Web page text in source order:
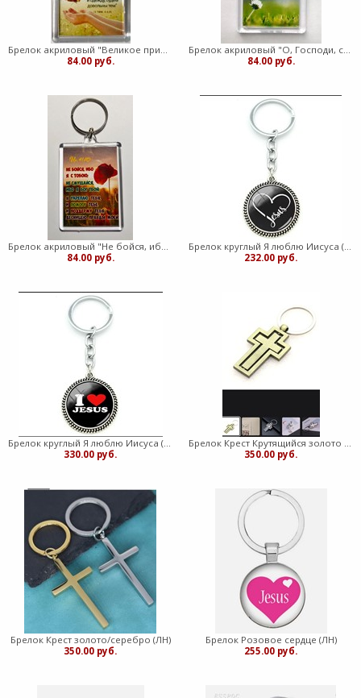
Брелок акриловый "Великое приобретение - быть благочестивым" (ТС)
84.00 руб.
Брелок акриловый "О, Господи, спаси же!" (ТС)
84.00 руб.
Брелок акриловый "Не бойся, ибо Я с тобою" (ТС)
84.00 руб.
Брелок круглый Я люблю Иисуса (ЛН) 2
232.00 руб.
Брелок круглый Я люблю Иисуса (ЛН)
330.00 руб.
Брелок Крест Крутящийся золото (ЛН)
350.00 руб.
Брелок Крест золото/серебро (ЛН)
350.00 руб.
Брелок Розовое сердце (ЛН)
255.00 руб.